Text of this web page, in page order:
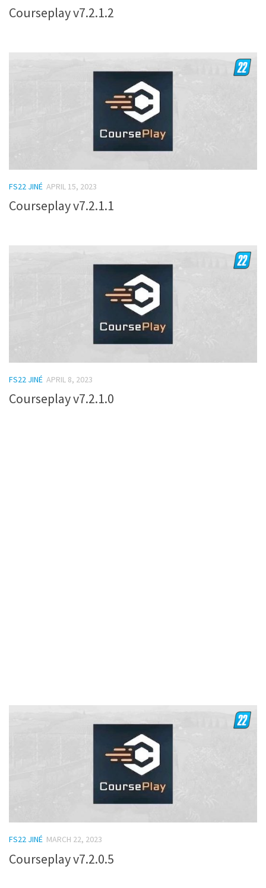
Courseplay v7.2.1.2
FS22 JINÉ APRIL 15, 2023
Courseplay v7.2.1.1
FS22 JINÉ APRIL 8, 2023
Courseplay v7.2.1.0
FS22 JINÉ MARCH 22, 2023
Courseplay v7.2.0.5